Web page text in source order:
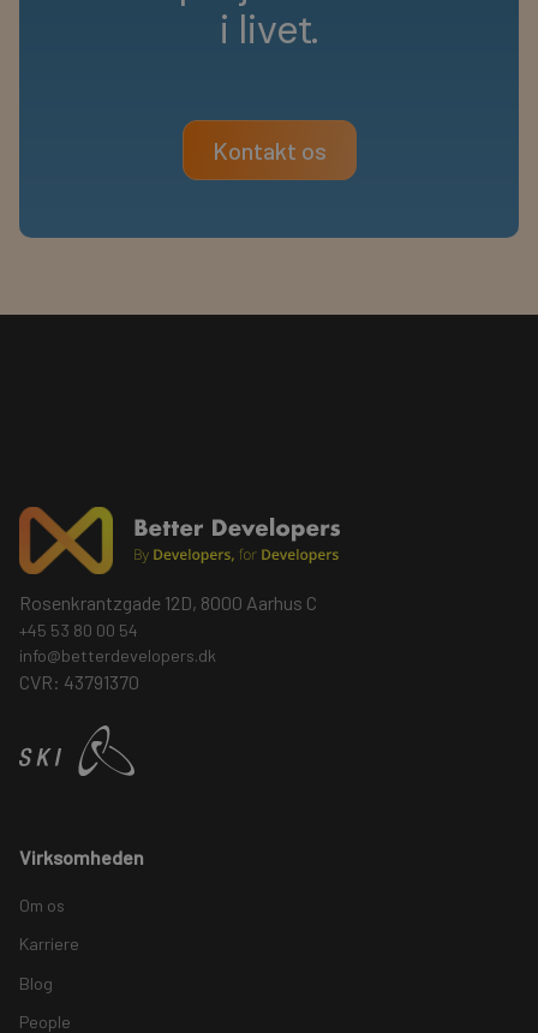
i livet.
Kontakt os
Rosenkrantzgade 12D, 8000 Aarhus C
+45 53 80 00 54
info@betterdevelopers.dk
CVR: 43791370
Virksomheden
Om os
Karriere
Blog
People